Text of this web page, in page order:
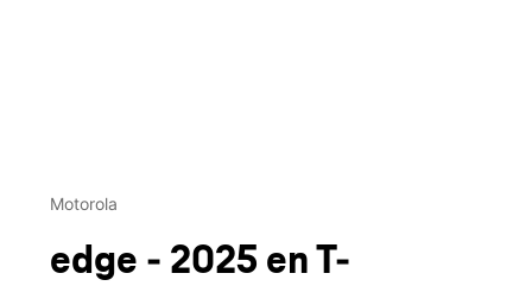
Motorola
edge - 2025 en T-